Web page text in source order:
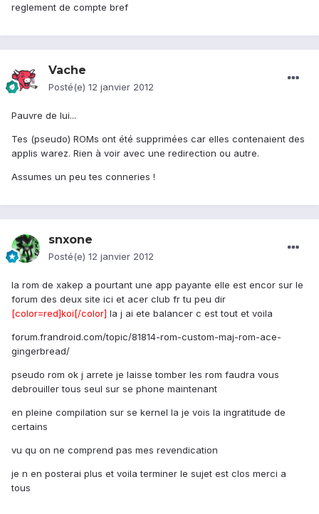
reglement de compte bref
Vache
Posté(e) 12 janvier 2012
Pauvre de lui...
Tes (pseudo) ROMs ont été supprimées car elles contenaient des
applis warez. Rien à voir avec une redirection ou autre.
Assumes un peu tes conneries !
snxone
Posté(e) 12 janvier 2012
la rom de xakep a pourtant une app payante elle est encor sur le
forum des deux site ici et acer club fr tu peu dir
[color=red]koi[/color] la j ai ete balancer c est tout et voila
forum.frandroid.com/topic/81814-rom-custom-maj-rom-ace-
gingerbread/
pseudo rom ok j arrete je laisse tomber les rom faudra vous
debrouiller tous seul sur se phone maintenant
en pleine compilation sur se kernel la je vois la ingratitude de
certains
vu qu on ne comprend pas mes revendication
je n en posterai plus et voila terminer le sujet est clos merci a
tous